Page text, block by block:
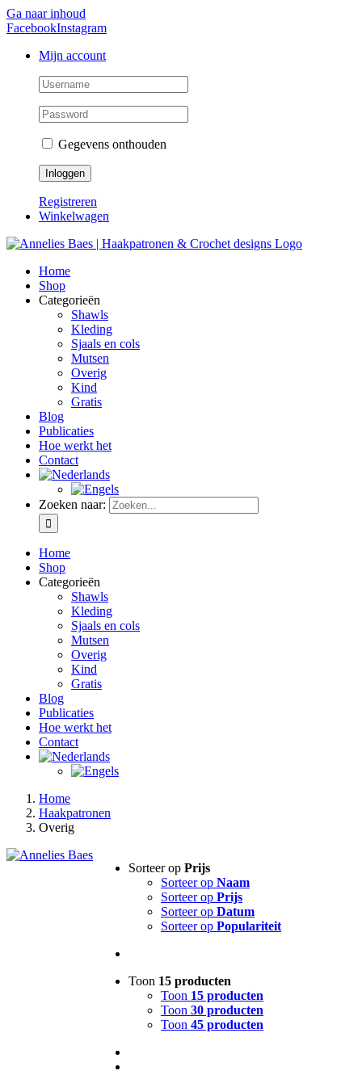
Ga naar inhoud
FacebookInstagram
Mijn account
Gegevens onthouden
Registreren
Winkelwagen
Home
Shop
Categorieën
Shawls
Kleding
Sjaals en cols
Mutsen
Overig
Kind
Gratis
Blog
Publicaties
Hoe werkt het
Contact
Zoeken naar:
Home
Shop
Categorieën
Shawls
Kleding
Sjaals en cols
Mutsen
Overig
Kind
Gratis
Blog
Publicaties
Hoe werkt het
Contact
Home
Haakpatronen
Overig
Sorteer op Prijs
Sorteer op Naam
Sorteer op Prijs
Sorteer op Datum
Sorteer op Populariteit
Toon 15 producten
Toon 15 producten
Toon 30 producten
Toon 45 producten